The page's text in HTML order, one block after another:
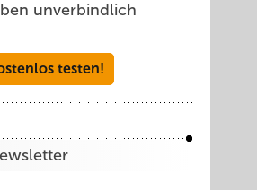
unverbindlich
testen!